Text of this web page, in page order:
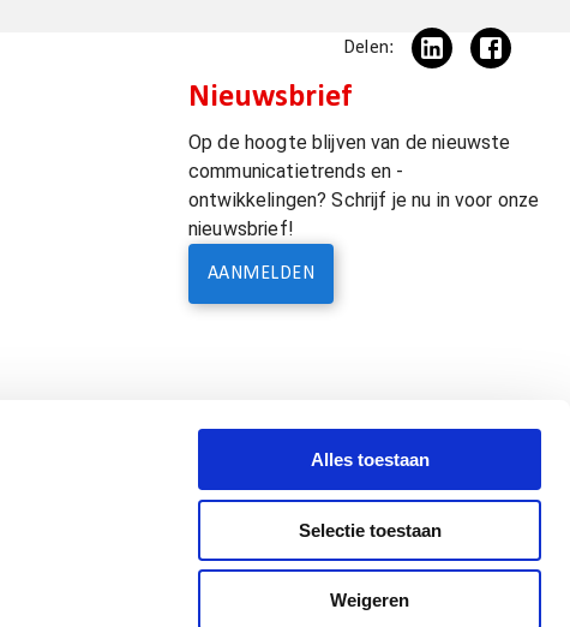
Alles toestaan
Selectie toestaan
Weigeren
Delen:
Nieuwsbrief
Op de hoogte blijven van de nieuwste
communicatietrends en -
ontwikkelingen? Schrijf je nu in voor onze
nieuwsbrief!
AANMELDEN
Leveringsvoorwaarden & Terms of Supply Privacyverklaring